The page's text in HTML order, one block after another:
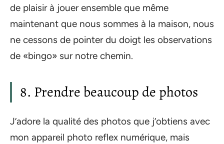
de plaisir à jouer ensemble que même
maintenant que nous sommes à la maison, nous
ne cessons de pointer du doigt les observations
de «bingo» sur notre chemin.
8. Prendre beaucoup de photos
J’adore la qualité des photos que j’obtiens avec
mon appareil photo reflex numérique, mais